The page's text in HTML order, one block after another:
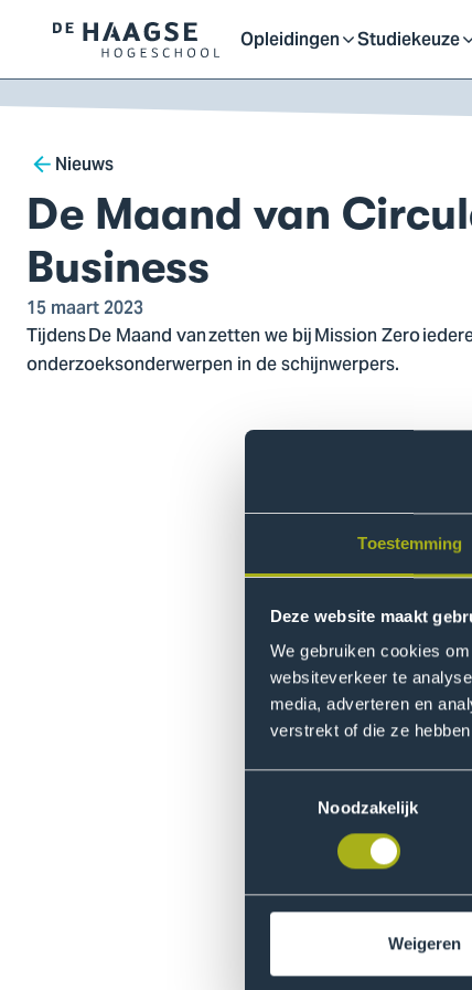
Toestemming
Deze website maakt
We gebruiken cookies
websiteverkeer te
media, adverteren en
verstrekt of die ze
Noodzakelijk
Weigeren
Logo
van
De
Hogeschool,
ga
naar
de
homepagina
Opleidingen
Open
sluit
Studiekeuze
Open
sluit
Breadcrumb
Nieuws
De Maand van
Business
15 maart 2023
Tijdens De Maand van zetten we bij Mission Zero
onderzoeksonderwerpen in de schijnwerpers.
TijdensDe Maand van
schijnwerpers. We
maatschappelijke
In De Maand van Circular
ons dagelijkse
op ons inkoopbeleid?
lanceerde Trashure-
Neem eens een kijkje op